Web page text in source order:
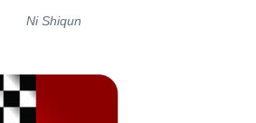
Ni Shiqun